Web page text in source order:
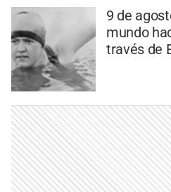
9 de
mundo
través de